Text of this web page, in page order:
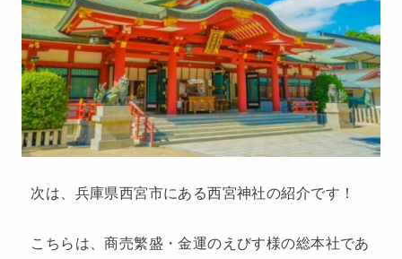
次は、兵庫県西宮市にある西宮神社の紹介です！
こちらは、商売繁盛・金運のえびす様の総本社であ